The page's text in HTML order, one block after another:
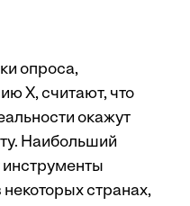
опроса,
Х, считают, что
окажут
Наибольший
странах,